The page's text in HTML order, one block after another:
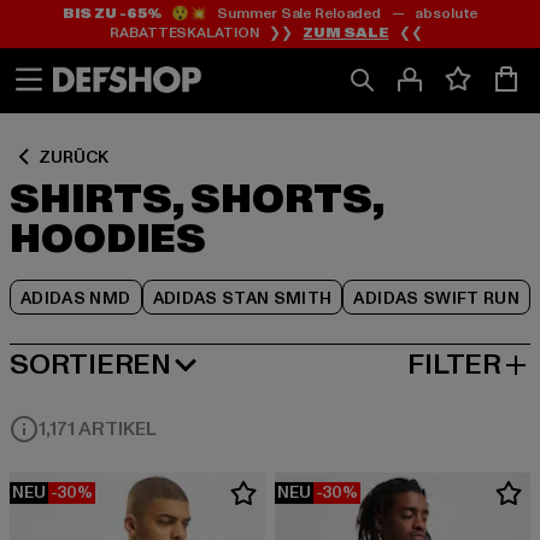
Zum
Inhalt
springen
Zum
Fußzeile
springen
BIS ZU -65%😲💥 Summer Sale Reloaded — absolute
RABATTESKALATION ❯❯ ZUM SALE ❮❮
ZURÜCK
SHIRTS, SHORTS,
HOODIES
ADIDAS NMD ADIDAS STAN SMITH ADIDAS SWIFT RUN
Zum
Produktraster
springen
SORTIEREN
BELIEBTESTE FILTER
1,171 ARTIKEL
NEU -30% NEU -30%